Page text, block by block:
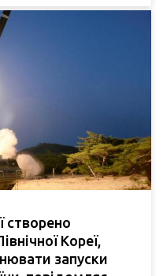
створено
Кореї,
запуски